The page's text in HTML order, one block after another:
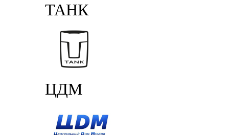
ТАНК
ЦДМ